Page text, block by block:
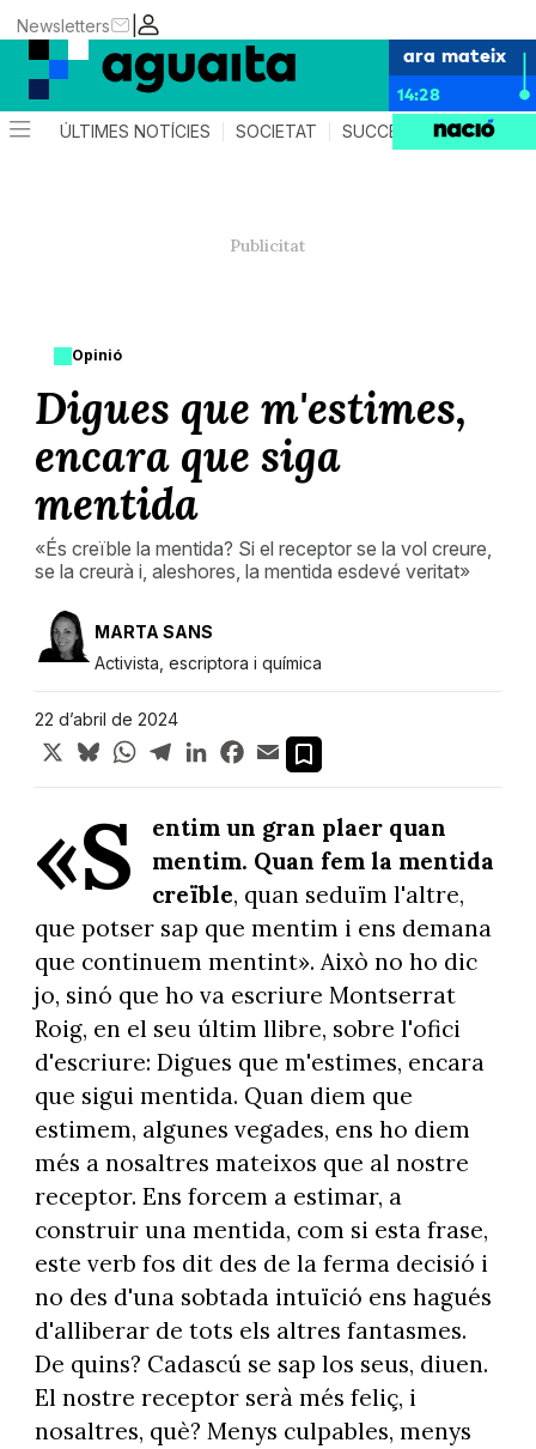
|
Newsletters
ara mateix
14:28
ÚLTIMES NOTÍCIES SOCIETAT SUCCESSOS AGENDA
Opinió
Digues que m'estimes,
encara que siga
mentida
«És creïble la mentida? Si el receptor se la vol creure,
se la creurà i, aleshores, la mentida esdevé veritat»
MARTA SANS
Activista, escriptora i química
22 d’abril de 2024
X BlueskyWhatsApp
TelegramLinkedInFacebook
Email
«S
entim un gran plaer quan
mentim. Quan fem la mentida
creïble, quan seduïm l'altre,
que potser sap que mentim i ens demana
que continuem mentint». Això no ho dic
jo, sinó que ho va escriure Montserrat
Roig, en el seu últim llibre, sobre l'ofici
d'escriure: Digues que m'estimes, encara
que sigui mentida. Quan diem que
estimem, algunes vegades, ens ho diem
més a nosaltres mateixos que al nostre
receptor. Ens forcem a estimar, a
construir una mentida, com si esta frase,
este verb fos dit des de la ferma decisió i
no des d'una sobtada intuïció ens hagués
d'alliberar de tots els altres fantasmes.
De quins? Cadascú se sap los seus, diuen.
El nostre receptor serà més feliç, i
nosaltres, què? Menys culpables, menys